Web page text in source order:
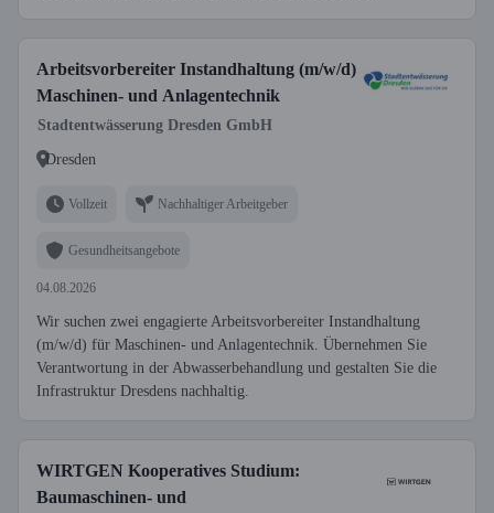
Arbeitsvorbereiter Instandhaltung (m/w/d)
Maschinen- und Anlagentechnik
Stadtentwässerung Dresden GmbH
Dresden
Vollzeit Nachhaltiger Arbeitgeber
Gesundheitsangebote
04.08.2026
Wir suchen zwei engagierte Arbeitsvorbereiter Instandhaltung
(m/w/d) für Maschinen- und Anlagentechnik. Übernehmen Sie
Verantwortung in der Abwasserbehandlung und gestalten Sie die
Infrastruktur Dresdens nachhaltig.
WIRTGEN Kooperatives Studium:
Baumaschinen- und